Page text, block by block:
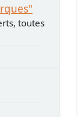
toutes